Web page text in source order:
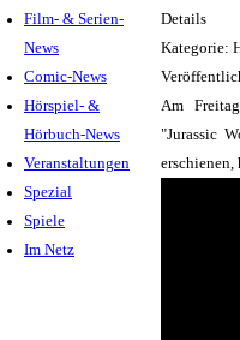
Film- & Serien-
News
Comic-News
Hörspiel- &
Hörbuch-News
Veranstaltungen
Spezial
Spiele
Im Netz
Details
Kategorie:
Am
"Jurassic
erschienen,